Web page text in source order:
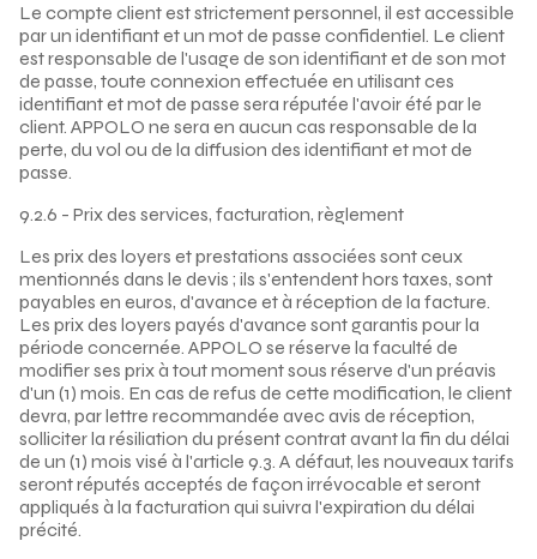
Le compte client est strictement personnel, il est accessible
par un identifiant et un mot de passe confidentiel. Le client
est responsable de l'usage de son identifiant et de son mot
de passe, toute connexion effectuée en utilisant ces
identifiant et mot de passe sera réputée l'avoir été par le
client. APPOLO ne sera en aucun cas responsable de la
perte, du vol ou de la diffusion des identifiant et mot de
passe.
9.2.6 - Prix des services, facturation, règlement
Les prix des loyers et prestations associées sont ceux
mentionnés dans le devis ; ils s'entendent hors taxes, sont
payables en euros, d'avance et à réception de la facture.
Les prix des loyers payés d'avance sont garantis pour la
période concernée. APPOLO se réserve la faculté de
modifier ses prix à tout moment sous réserve d'un préavis
d'un (1) mois. En cas de refus de cette modification, le client
devra, par lettre recommandée avec avis de réception,
solliciter la résiliation du présent contrat avant la fin du délai
de un (1) mois visé à l'article 9.3. A défaut, les nouveaux tarifs
seront réputés acceptés de façon irrévocable et seront
appliqués à la facturation qui suivra l'expiration du délai
précité.